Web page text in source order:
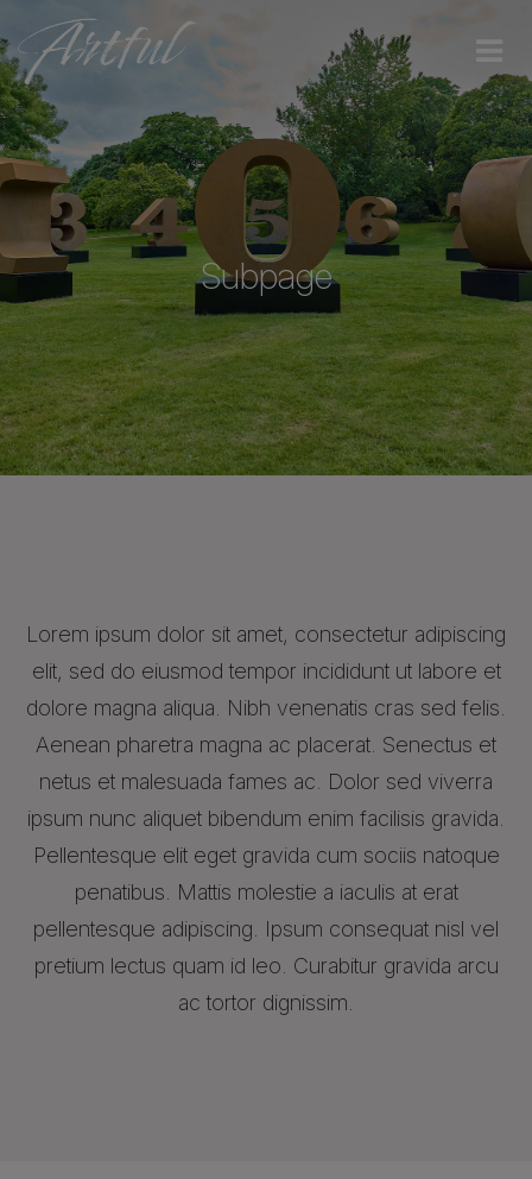
Subpage
Lorem ipsum dolor sit amet, consectetur adipiscing
elit, sed do eiusmod tempor incididunt ut labore et
dolore magna aliqua. Nibh venenatis cras sed felis.
Aenean pharetra magna ac placerat. Senectus et
netus et malesuada fames ac. Dolor sed viverra
ipsum nunc aliquet bibendum enim facilisis gravida.
Pellentesque elit eget gravida cum sociis natoque
penatibus. Mattis molestie a iaculis at erat
pellentesque adipiscing. Ipsum consequat nisl vel
pretium lectus quam id leo. Curabitur gravida arcu
ac tortor dignissim.